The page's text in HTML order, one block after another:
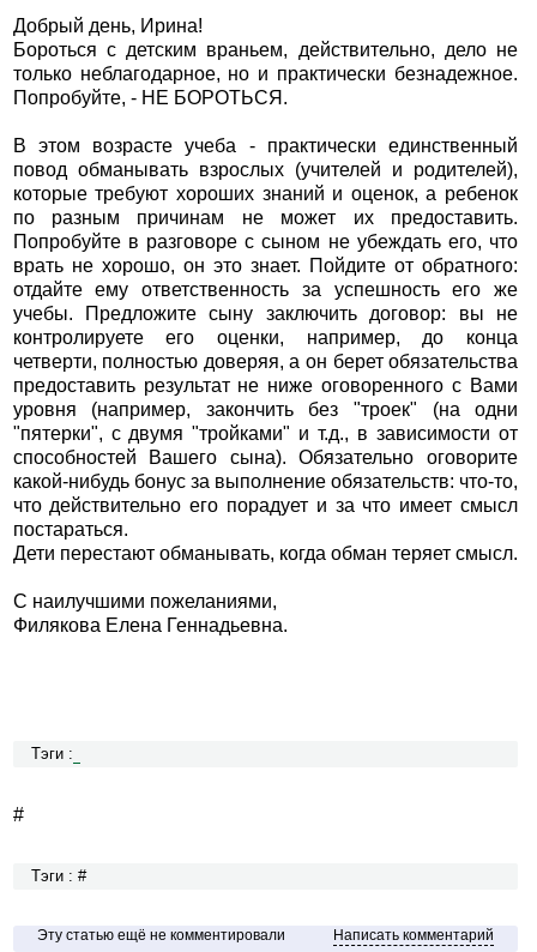
Добрый день, Ирина!
Бороться с детским враньем, действительно, дело не
только неблагодарное, но и практически безнадежное.
Попробуйте, - НЕ БОРОТЬСЯ.
В этом возрасте учеба - практически единственный
повод обманывать взрослых (учителей и родителей),
которые требуют хороших знаний и оценок, а ребенок
по разным причинам не может их предоставить.
Попробуйте в разговоре с сыном не убеждать его, что
врать не хорошо, он это знает. Пойдите от обратного:
отдайте ему ответственность за успешность его же
учебы. Предложите сыну заключить договор: вы не
контролируете его оценки, например, до конца
четверти, полностью доверяя, а он берет обязательства
предоставить результат не ниже оговоренного с Вами
уровня (например, закончить без "троек" (на одни
"пятерки", с двумя "тройками" и т.д., в зависимости от
способностей Вашего сына). Обязательно оговорите
какой-нибудь бонус за выполнение обязательств: что-то,
что действительно его порадует и за что имеет смысл
постараться.
Дети перестают обманывать, когда обман теряет смысл.
С наилучшими пожеланиями,
Филякова Елена Геннадьевна.
Тэги :
#
Тэги : #
Эту статью ещё не комментировали Написать комментарий